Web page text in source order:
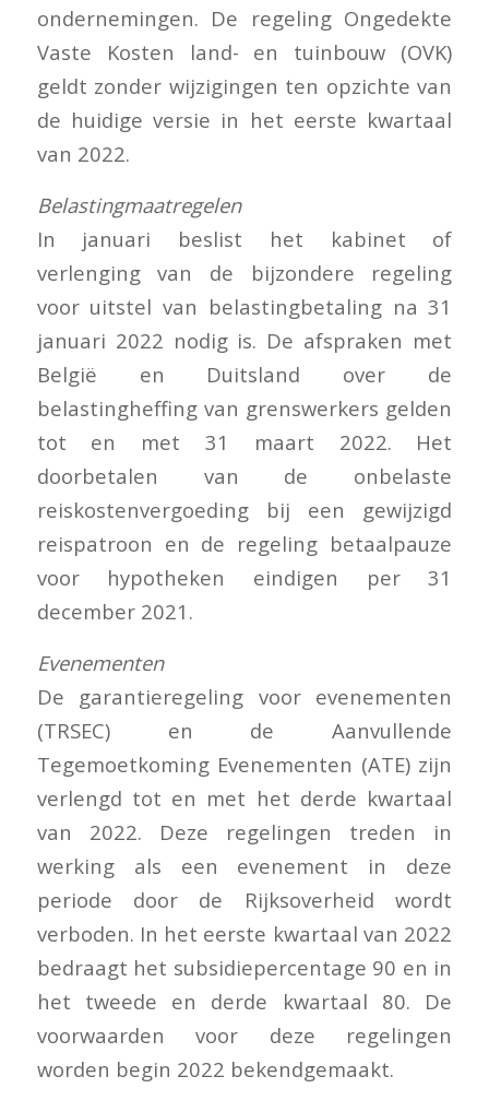
ondernemingen. De regeling Ongedekte
Vaste Kosten land- en tuinbouw (OVK)
geldt zonder wijzigingen ten opzichte van
de huidige versie in het eerste kwartaal
van 2022.
Belastingmaatregelen
In januari beslist het kabinet of
verlenging van de bijzondere regeling
voor uitstel van belastingbetaling na 31
januari 2022 nodig is. De afspraken met
België en Duitsland over de
belastingheffing van grenswerkers gelden
tot en met 31 maart 2022. Het
doorbetalen van de onbelaste
reiskostenvergoeding bij een gewijzigd
reispatroon en de regeling betaalpauze
voor hypotheken eindigen per 31
december 2021.
Evenementen
De garantieregeling voor evenementen
(TRSEC) en de Aanvullende
Tegemoetkoming Evenementen (ATE) zijn
verlengd tot en met het derde kwartaal
van 2022. Deze regelingen treden in
werking als een evenement in deze
periode door de Rijksoverheid wordt
verboden. In het eerste kwartaal van 2022
bedraagt het subsidiepercentage 90 en in
het tweede en derde kwartaal 80. De
voorwaarden voor deze regelingen
worden begin 2022 bekendgemaakt.